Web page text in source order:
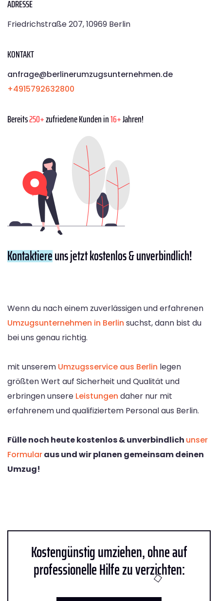
ADRESSE
Friedrichstraße 207, 10969 Berlin
KONTAKT
anfrage@berlinerumzugsunternehmen.de
+4915792632800
Bereits250+zufriedene Kunden in16+Jahren!
Kontaktiereuns jetzt kostenlos & unverbindlich!
Wenn du nach einem zuverlässigen und erfahrenen
Umzugsunternehmen in Berlin suchst, dann bist du
bei uns genau richtig.
mit unserem Umzugsservice aus Berlin legen
größten Wert auf Sicherheit und Qualität und
erbringen unsere Leistungen daher nur mit
erfahrenem und qualifiziertem Personal aus Berlin.
Fülle noch heute kostenlos & unverbindlich unser
Formularaus und wir planen gemeinsam deinen
Umzug!
Kostengünstig umziehen, ohne auf
professionelle Hilfe zu verzichten: